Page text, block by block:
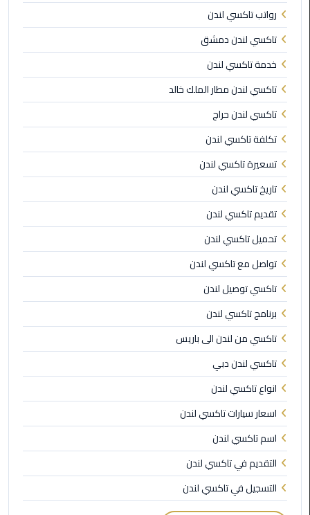
تاكسي
اسكندريه
ليموزين
مطار
برج
العرب
والإسكندرية
ليموزين
دمياط
ليموزين
من
الاسكندرية
الى
مطار
القاهرة
ليموزين
الدقي
ليموزين
من
القاهرة
للاسكندرية
ليموزين
العجوزه
ليموزين
رواتب تاكسي لندن
تاكسي لندن دمشق
خدمة تاكسي لندن
تاكسي لندن مطار الملك خالد
تاكسي لندن حراج
تكلفة تاكسي لندن
تسعيرة تاكسي لندن
تاريخ تاكسي لندن
تقديم تاكسي لندن
تحميل تاكسي لندن
تواصل مع تاكسي لندن
تاكسي توصيل لندن
برنامج تاكسي لندن
تاكسي من لندن الى باريس
تاكسي لندن دبي
انواع تاكسي لندن
اسعار سيارات تاكسي لندن
اسم تاكسي لندن
التقديم في تاكسي لندن
التسجيل في تاكسي لندن